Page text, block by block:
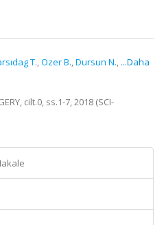
T.,Ozer B.,Dursun N., ...Daha
cilt.0, ss.1-7, 2018 (SCI-